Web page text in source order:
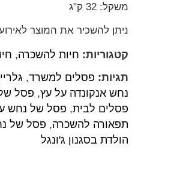
משקל: 32 ק"ג
ניתן להשכיר את המוצר
קטגוריות: חיות להשכרה,
תגיות: פסלים למשרד,
נחש אנקונדה על עץ, פסל
פסלים לבית, פסל של נחש
תפאורה להשכרה, פסל של
הולדת בסגנון ג'ונגל